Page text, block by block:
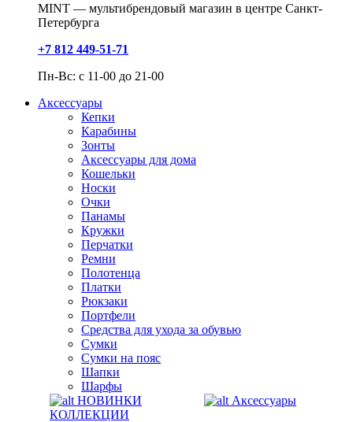
MINT — мультибрендовый магазин в центре Санкт-
Петербурга
+7 812 449-51-71
Пн-Вс: с 11-00 до 21-00
Аксессуары
Кепки
Карабины
Зонты
Аксессуары для дома
Кошельки
Носки
Очки
Панамы
Кружки
Перчатки
Ремни
Полотенца
Платки
Рюкзаки
Портфели
Средства для ухода за обувью
Сумки
Сумки на пояс
Шапки
Шарфы
НОВИНКИ
КОЛЛЕКЦИИ
Аксессуары